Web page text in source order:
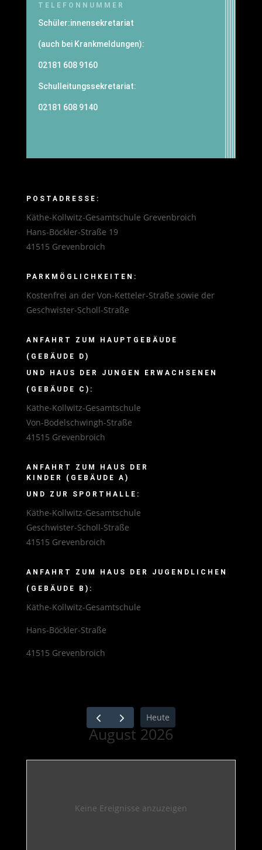
TELEFONNUMMER
Schüler:innensekretariat
(auch bei Krankmeldungen):
02181 608 9160
Schulleitungssekretariat:
02181 608 9140
POSTADRESSE:
Käthe-Kollwitz-Gesamtschule Grevenbroich
Hans-Böckler-Straße 19
41515 Grevenbroich
PARKMÖGLICHKEITEN:
Kostenfrei an der Von-Ketteler-Straße sowie der
Geschwister-Scholl-Straße
ANFAHRT ZUM HAUPTGEBÄUDE
(GEBÄUDE D)
UND HAUS DER JUNGEN ERWACHSENEN
(GEBÄUDE C):
Käthe-Kollwitz-Gesamtschule
Von-Bodelschwingh-Straße
41515 Grevenbroich
ANFAHRT ZUM HAUS DER
KINDER (GEBÄUDE A)
UND ZUR SPORTHALLE:
Käthe-Kollwitz-Gesamtschule
Geschwister-Scholl-Straße
41515 Grevenbroich
ANFAHRT ZUM HAUS DER JUGENDLICHEN
(GEBÄUDE B):
Käthe-Kollwitz-Gesamtschule
Hans-Böckler-Straße
41515 Grevenbroich
Heute
August 2026
Keine Ereignisse anzuzeigen